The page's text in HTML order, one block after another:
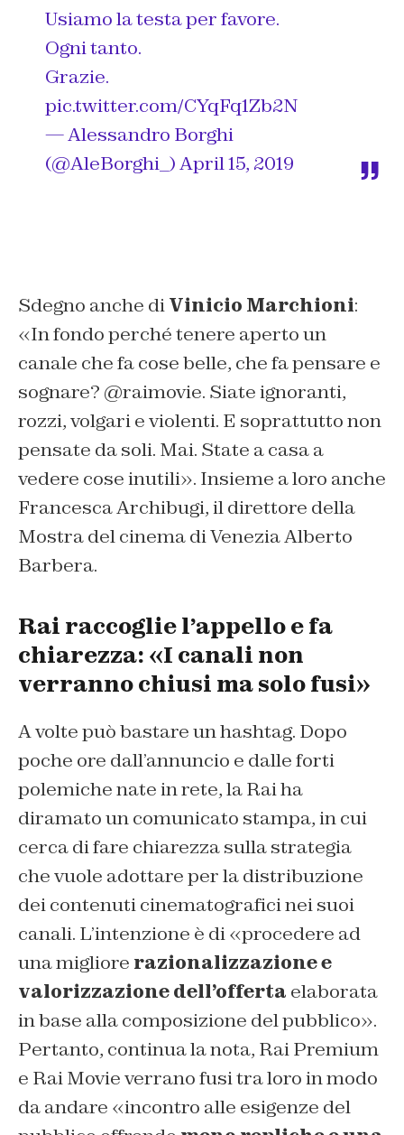
Usiamo la testa per favore.
Ogni tanto.
Grazie.
pic.twitter.com/CYqFq1Zb2N
— Alessandro Borghi
(@AleBorghi_)April 15, 2019
Sdegno anche diVinicio Marchioni:
«In fondo perché tenere aperto un
canale che fa cose belle, che fa pensare e
sognare? @raimovie. Siate ignoranti,
rozzi, volgari e violenti. E soprattutto non
pensate da soli. Mai. State a casa a
vedere cose inutili». Insieme a loro anche
Francesca Archibugi, il direttore della
Mostra del cinema di Venezia Alberto
Barbera.
Rai raccoglie l’appello e fa
chiarezza: «I canali non
verranno chiusi ma solo fusi»
A volte può bastare un hashtag. Dopo
poche ore dall’annuncio e dalle forti
polemiche nate in rete, la Rai ha
diramato un comunicato stampa, in cui
cerca di fare chiarezza sulla strategia
che vuole adottare per la distribuzione
dei contenuti cinematografici nei suoi
canali. L’intenzione è di «procedere ad
una migliore razionalizzazione e
valorizzazione dell’offerta elaborata
in base alla composizione del pubblico».
Pertanto, continua la nota, Rai Premium
e Rai Movie verrano fusi tra loro in modo
da andare «incontro alle esigenze del